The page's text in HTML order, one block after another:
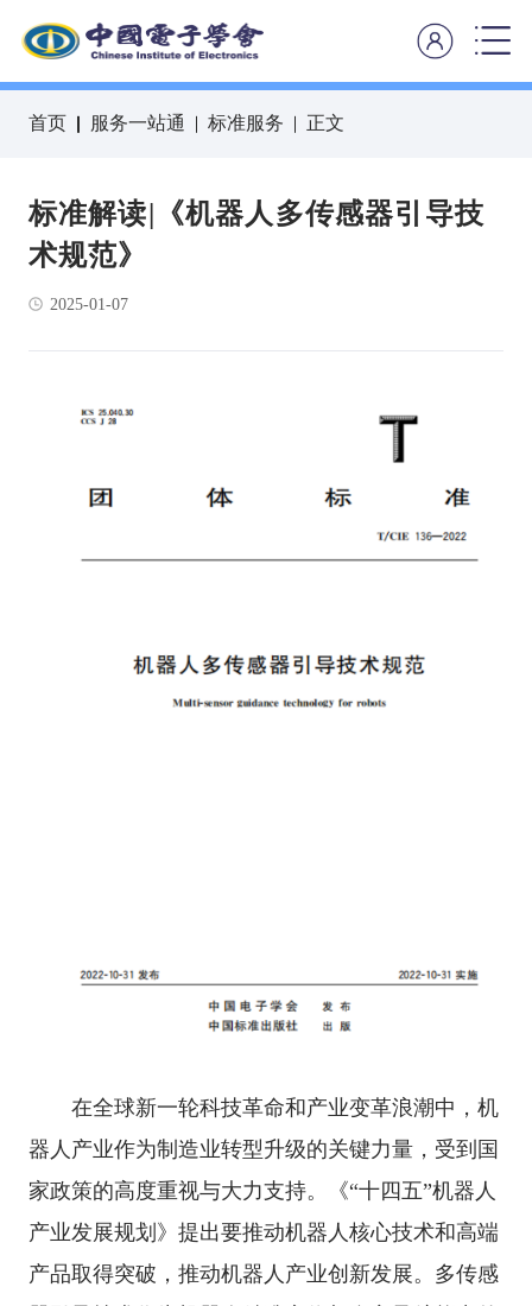
首页 服务一站通 标准服务 正文
标准解读|《机器人多传感器引导技
术规范》
2025-01-07
在全球新一轮科技革命和产业变革浪潮中，机
器人产业作为制造业转型升级的关键力量，受到国
家政策的高度重视与大力支持。
《“十四五”机器人
产业发展规划 》 提出要推动机器人核心技术和高端
产品取得突破，推动机器人产业创新发展。 多传感